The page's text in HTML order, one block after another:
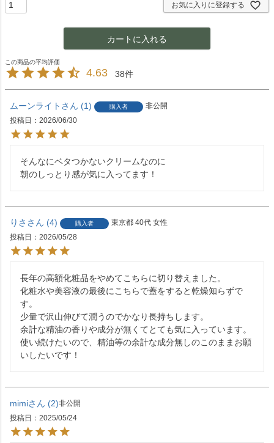
お気に入りに登録する
カートに入れる
4.63 38
ムーンライト 1 購入者
非公開
投稿日
2026/06/30
そんなにベタつかないクリームなのに
朝のしっとり感が気に入ってます！
りさ 4 購入者 東京都 40代 女性
投稿日
2026/05/28
長年の高額化粧品をやめてこちらに切り替えました。
化粧水や美容液の最後にこちらで蓋をすると乾燥知らずで
す。
少量で沢山伸びて潤うのでかなり長持ちします。
余計な精油の香りや成分が無くてとても気に入っています。
使い続けたいので、精油等の余計な成分無しのこのままお願
いしたいです！
mimi 2 非公開
投稿日
2025/05/24